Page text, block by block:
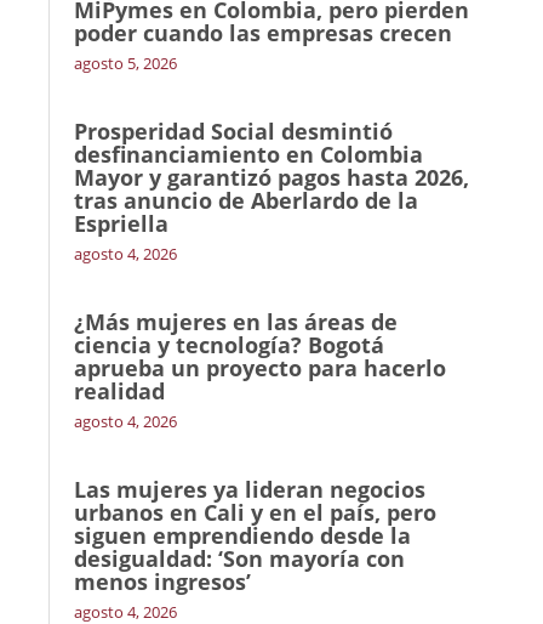
MiPymes en Colombia, pero pierden
poder cuando las empresas crecen
agosto 5, 2026
Prosperidad Social desmintió
desfinanciamiento en Colombia
Mayor y garantizó pagos hasta 2026,
tras anuncio de Aberlardo de la
Espriella
agosto 4, 2026
¿Más mujeres en las áreas de
ciencia y tecnología? Bogotá
aprueba un proyecto para hacerlo
realidad
agosto 4, 2026
Las mujeres ya lideran negocios
urbanos en Cali y en el país, pero
siguen emprendiendo desde la
desigualdad: ‘Son mayoría con
menos ingresos’
agosto 4, 2026